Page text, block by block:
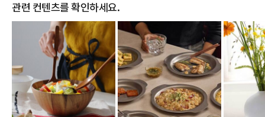
관련 컨텐츠를 확인하세요.